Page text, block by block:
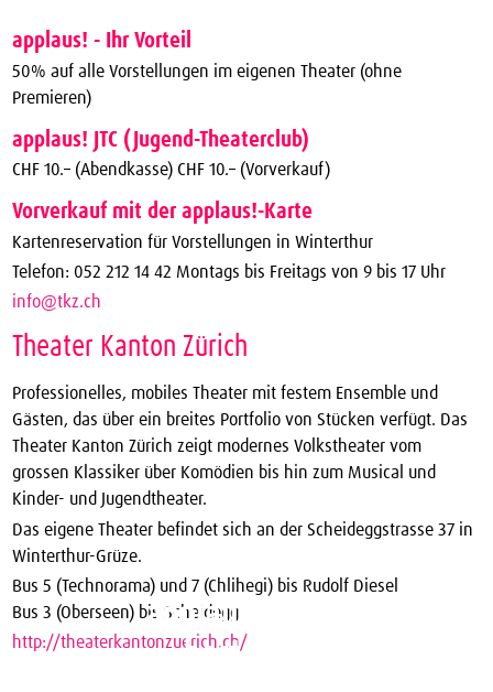
applaus! - Ihr Vorteil
50% auf alle Vorstellungen im eigenen Theater (ohne
Premieren)
applaus! JTC (Jugend-Theaterclub)
CHF 10.– (Abendkasse) CHF 10.– (Vorverkauf)
Vorverkauf mit der applaus!-Karte
Kartenreservation für Vorstellungen in Winterthur
Telefon: 052 212 14 42 Montags bis Freitags von 9 bis 17 Uhr
info@tkz.ch
Theater Kanton Zürich
Professionelles, mobiles Theater mit festem Ensemble und
Gästen, das über ein breites Portfolio von Stücken verfügt. Das
Theater Kanton Zürich zeigt modernes Volkstheater vom
grossen Klassiker über Komödien bis hin zum Musical und
Kinder- und Jugendtheater.
Das eigene Theater befindet sich an der Scheideggstrasse 37 in
Winterthur-Grüze.
Bus 5 (Technorama) und 7 (Chlihegi) bis Rudolf Diesel
Bus 3 (Oberseen) bis Scheidegg
http://theaterkantonzuerich.ch/
applaus!-Karte
bestellen